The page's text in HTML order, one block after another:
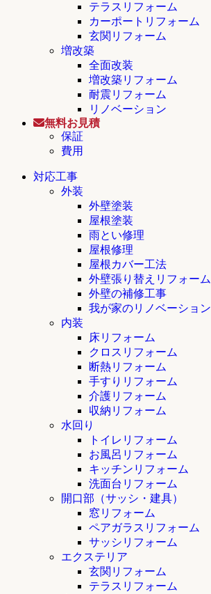
テラスリフォーム
カーポートリフォーム
玄関リフォーム
増改築
全面改装
増改築リフォーム
耐震リフォーム
リノベーション
無料お見積
保証
費用
対応工事
外装
外壁塗装
屋根塗装
雨とい修理
屋根修理
屋根カバー工法
外壁張り替えリフォーム
外壁の補修工事
我が家のリノベーション
内装
床リフォーム
クロスリフォーム
断熱リフォーム
手すりリフォーム
介護リフォーム
収納リフォーム
水回り
トイレリフォーム
お風呂リフォーム
キッチンリフォーム
洗面台リフォーム
開口部（サッシ・建具）
窓リフォーム
ペアガラスリフォーム
サッシリフォーム
エクステリア
玄関リフォーム
テラスリフォーム